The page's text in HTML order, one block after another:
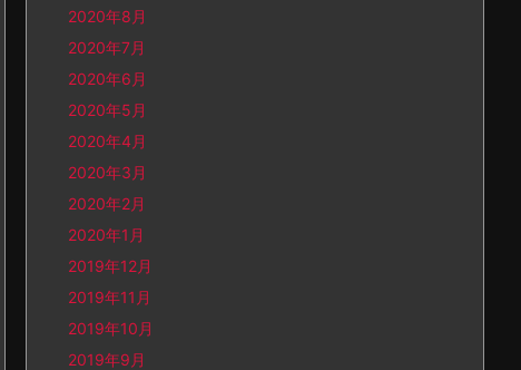
2020年8月
2020年7月
2020年6月
2020年5月
2020年4月
2020年3月
2020年2月
2020年1月
2019年12月
2019年11月
2019年10月
2019年9月